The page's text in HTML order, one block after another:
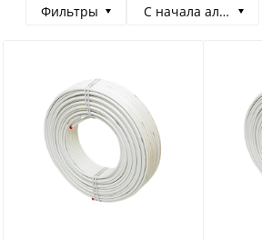
Фильтры С начала алфавита